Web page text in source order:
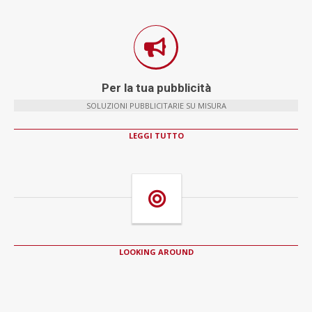
Per la tua pubblicità
SOLUZIONI PUBBLICITARIE SU MISURA
LEGGI TUTTO
LOOKING AROUND